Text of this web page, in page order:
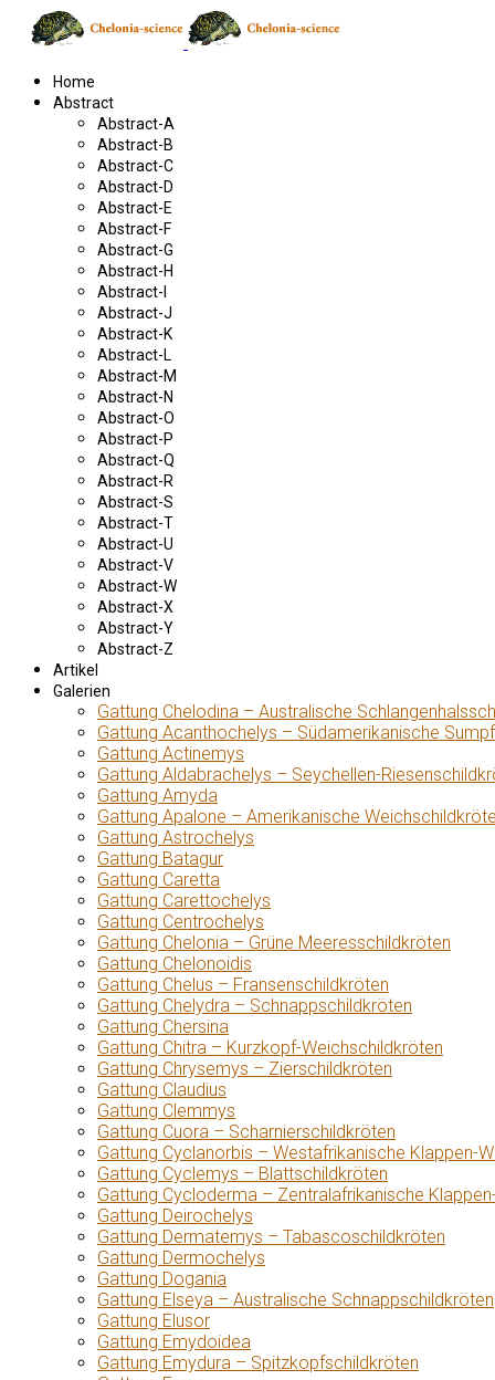
Home
Abstract
Abstract-A
Abstract-B
Abstract-C
Abstract-D
Abstract-E
Abstract-F
Abstract-G
Abstract-H
Abstract-I
Abstract-J
Abstract-K
Abstract-L
Abstract-M
Abstract-N
Abstract-O
Abstract-P
Abstract-Q
Abstract-R
Abstract-S
Abstract-T
Abstract-U
Abstract-V
Abstract-W
Abstract-X
Abstract-Y
Abstract-Z
Artikel
Galerien
Gattung Chelodina – Australische
Gattung Acanthochelys – Südamerikanische
Gattung Actinemys
Gattung Aldabrachelys – Seychellen-
Gattung Amyda
Gattung Apalone – Amerikanische
Gattung Astrochelys
Gattung Batagur
Gattung Caretta
Gattung Carettochelys
Gattung Centrochelys
Gattung Chelonia – Grüne Meeresschildkröten
Gattung Chelonoidis
Gattung Chelus – Fransenschildkröten
Gattung Chelydra – Schnappschildkröten
Gattung Chersina
Gattung Chitra – Kurzkopf-Weichschildkröten
Gattung Chrysemys – Zierschildkröten
Gattung Claudius
Gattung Clemmys
Gattung Cuora – Scharnierschildkröten
Gattung Cyclanorbis – Westafrikanische Klappen-
Gattung Cyclemys – Blattschildkröten
Gattung Cycloderma – Zentralafrikanische
Gattung Deirochelys
Gattung Dermatemys – Tabascoschildkröten
Gattung Dermochelys
Gattung Dogania
Gattung Elseya – Australische Schnappschildkröten
Gattung Elusor
Gattung Emydoidea
Gattung Emydura – Spitzkopfschildkröten